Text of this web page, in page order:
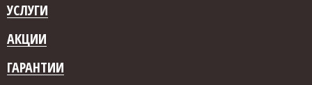
УСЛУГИ
АКЦИИ
ГАРАНТИИ